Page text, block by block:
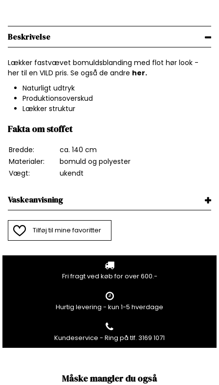
Beskrivelse
Lækker fastvævet bomuldsblanding med flot hør look -
her til en VILD pris. Se også de andre her.
Naturligt udtryk
Produktionsoverskud
Lækker struktur
Fakta om stoffet
Bredde:
ca. 140 cm
Materialer:
bomuld og polyester
Vægt:
ukendt
Vaskeanvisning
Tilføj til mine favoritter
Fri fragt ved køb for over 600.-
Hurtig levering - kun 1-5 hverdage
Kundeservice - Ring på tlf. 3169 1071
Måske mangler du også